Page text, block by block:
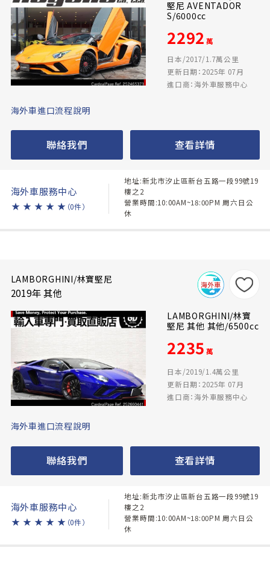
堅尼 AVENTADOR
S/6000cc
2292 萬
日本/2017/1.7萬公里
更新日期：2025年 07月
進口商：海外車服務中心
海外車進口流程說明
聯絡我們 查看詳情
海外車服務中心
★ ★ ★ ★ ★ （0件）
地址:新北市汐止區新台五路一段99號19
樓之2
營業時間:10:00AM~18:00PM 周六日公
休
LAMBORGHINI/林寶堅尼
2019年 其他
LAMBORGHINI/林寶
堅尼 其他 其他/6500cc
2235 萬
日本/2019/1.4萬公里
更新日期：2025年 07月
進口商：海外車服務中心
海外車進口流程說明
聯絡我們 查看詳情
海外車服務中心
★ ★ ★ ★ ★ （0件）
地址:新北市汐止區新台五路一段99號19
樓之2
營業時間:10:00AM~18:00PM 周六日公
休